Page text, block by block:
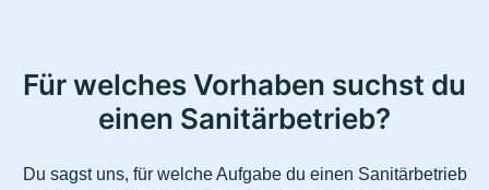
Für welches Vorhaben suchst du
einen Sanitärbetrieb?
Du sagst uns, für welche Aufgabe du einen Sanitärbetrieb